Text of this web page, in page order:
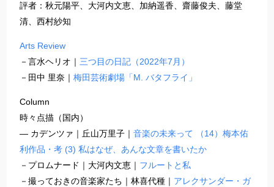
評者：秋元陽平、大河内文恵、加納遥香、齋藤俊夫、藤堂
清、西村紗知
Arts Review
－言水ヘリオ｜ 三つ目の日記（2022年7月）
－田中 里奈｜ 梅田芸術劇場「M. バタフライ」
Column
時々点描（国内）
― カデンツァ｜丘山万里子｜ 音楽の未来って （14）梅本佑
利作品・考 (3) 私はなぜ、あんな文章を書いたか
－プロムナード｜大河内文恵｜ フルートと私
－撮っておきの音楽家たち｜林喜代種｜ アレクサンダー・ガ